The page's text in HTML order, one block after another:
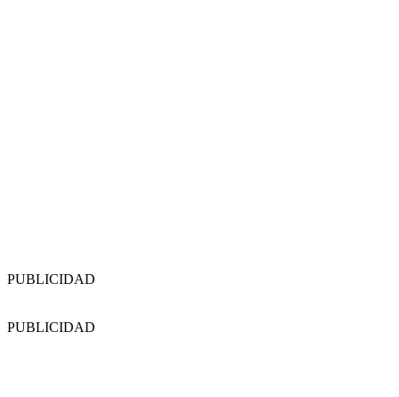
PUBLICIDAD
PUBLICIDAD